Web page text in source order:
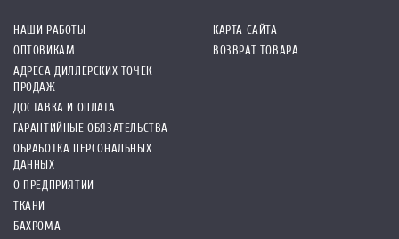
НАШИ РАБОТЫ
ОПТОВИКАМ
АДРЕСА ДИЛЛЕРСКИХ ТОЧЕК
ПРОДАЖ
ДОСТАВКА И ОПЛАТА
ГАРАНТИЙНЫЕ ОБЯЗАТЕЛЬСТВА
ОБРАБОТКА ПЕРСОНАЛЬНЫХ
ДАННЫХ
О ПРЕДПРИЯТИИ
ТКАНИ
БАХРОМА
КАРТА САЙТА
ВОЗВРАТ ТОВАРА